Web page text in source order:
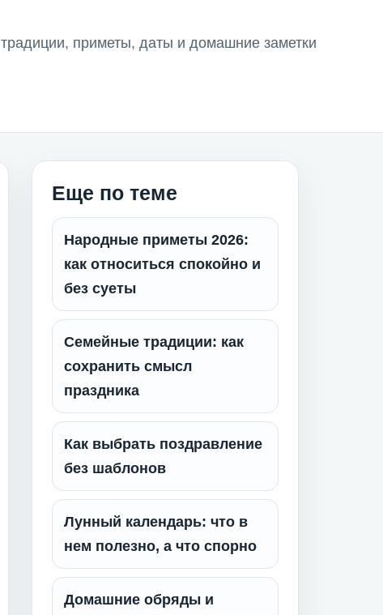
традиции, приметы, даты и домашние заметки
Еще по теме
Народные приметы 2026:
как относиться спокойно и
без суеты
Семейные традиции: как
сохранить смысл
праздника
Как выбрать поздравление
без шаблонов
Лунный календарь: что в
нем полезно, а что спорно
Домашние обряды и